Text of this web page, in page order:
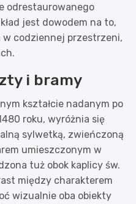
odrestaurowanego
jest dowodem na to,
w codziennej przestrzeni,
i bramy
kształcie nadanym po
roku, wyróżnia się
sylwetką, zwieńczoną
umieszczonym w
tuż obok kaplicy św.
między charakterem
wizualnie oba obiekty